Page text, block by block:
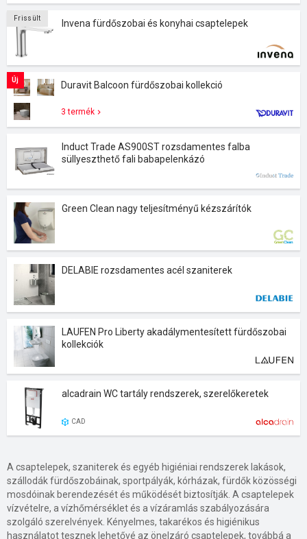
Frissült Invena fürdőszobai és konyhai csaptelepek
Új Duravit Balcoon fürdőszobai kollekció
3 termék
Induct Trade AS900ST rozsdamentes falba
süllyeszthető fali babapelenkázó
Green Clean nagy teljesítményű kézszárítók
DELABIE rozsdamentes acél szaniterek
LAUFEN Pro Liberty akadálymentesített fürdőszobai
kollekciók
alcadrain WC tartály rendszerek, szerelőkeretek
CAD
A csaptelepek, szaniterek és egyéb higiéniai rendszerek lakások,
szállodák fürdőszobáinak, sportpályák, kórházak, fürdők közösségi
mosdóinak berendezését és működését biztosítják. A csaptelepek
vízvételre, a vízhőmérséklet és a vízáramlás szabályozására
szolgáló szerelvények. Kényelmes, takarékos és higiénikus
használatot tesznek lehetővé az önelzáró csaptelepek, továbbá a